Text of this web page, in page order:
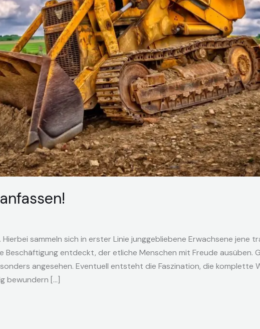
sammeln sich in erster Linie junggebliebene Erwachsene jene
Beschäftigung entdeckt, der etliche Menschen mit Freude ausüben.
angesehen. Eventuell entsteht die Faszination, die komplette
bewundern […]